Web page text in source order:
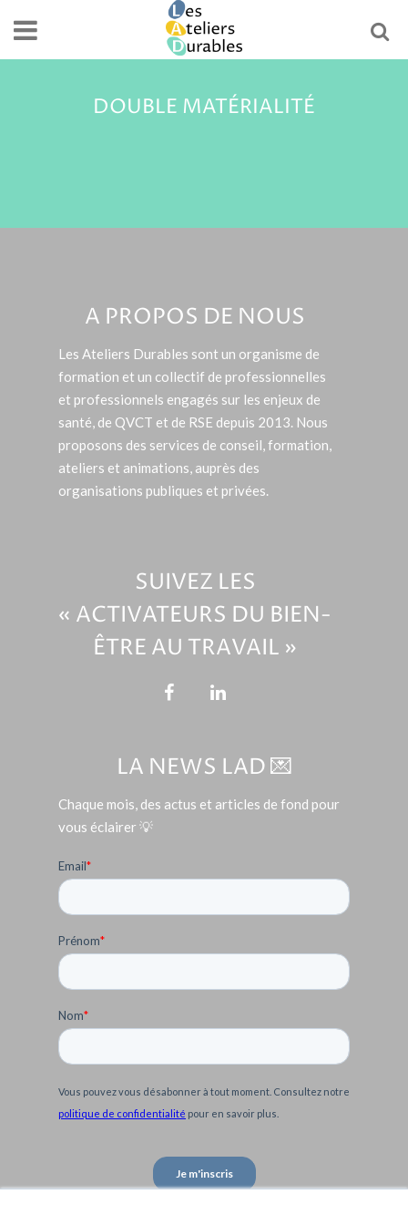
DOUBLE MATÉRIALITÉ
A PROPOS DE NOUS
Les Ateliers Durables sont un organisme de
formation et un collectif de professionnelles
et professionnels engagés sur les enjeux de
santé, de QVCT et de RSE depuis 2013. Nous
proposons des services de conseil, formation,
ateliers et animations, auprès des
organisations publiques et privées.
SUIVEZ LES
« ACTIVATEURS DU BIEN-
ÊTRE AU TRAVAIL »
LA NEWS LAD 💌
Chaque mois, des actus et articles de fond pour
vous éclairer 💡